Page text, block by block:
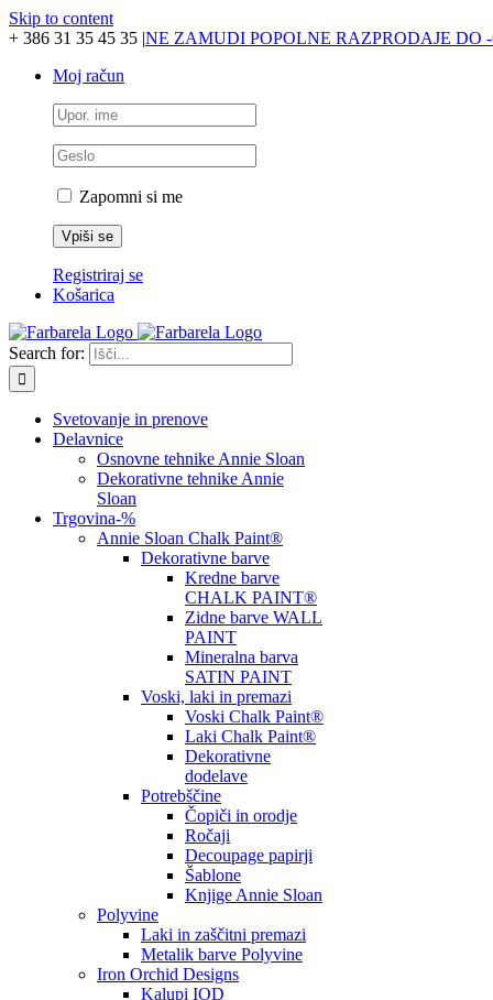
Skip to content
+ 386 31 35 45 35 |NE ZAMUDI POPOLNE RAZPRODAJE DO -
Moj račun
Zapomni si me
Registriraj se
Košarica
Search for:
Svetovanje in prenove
Delavnice
Osnovne tehnike Annie Sloan
Dekorativne tehnike Annie
Sloan
Trgovina-%
Annie Sloan Chalk Paint®
Dekorativne barve
Kredne barve
CHALK PAINT®
Zidne barve WALL
PAINT
Mineralna barva
SATIN PAINT
Voski, laki in premazi
Voski Chalk Paint®
Laki Chalk Paint®
Dekorativne
dodelave
Potrebščine
Čopiči in orodje
Ročaji
Decoupage papirji
Šablone
Knjige Annie Sloan
Polyvine
Laki in zaščitni premazi
Metalik barve Polyvine
Iron Orchid Designs
Kalupi IOD